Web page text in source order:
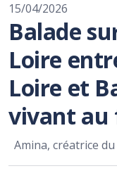
15/04/2026
Balade
Loire
Loire et
vivant au
Amina, créatrice